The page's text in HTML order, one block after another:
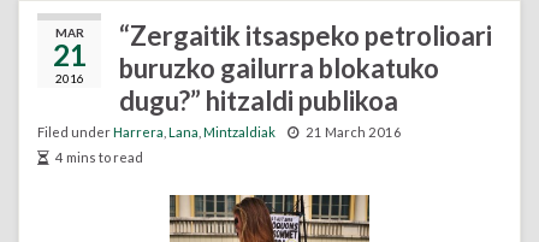
MAR
21
2016
“Zergaitik itsaspeko petrolioari
buruzko gailurra blokatuko
dugu?” hitzaldi publikoa
Filed underHarrera Lana Mintzaldiak
21 March 2016
4 mins to read